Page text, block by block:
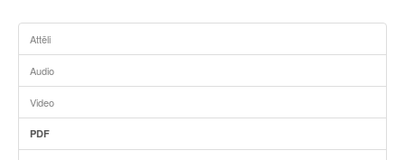
Attēli
Audio
Video
PDF